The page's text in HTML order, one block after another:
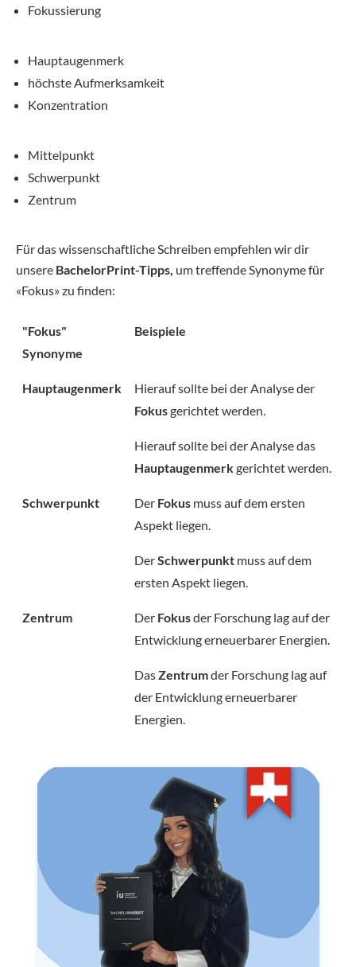
Fokussierung
Hauptaugenmerk
höchste Aufmerksamkeit
Konzentration
Mittelpunkt
Schwerpunkt
Zentrum
Für das wissenschaftliche Schreiben empfehlen wir dir
unsere BachelorPrint-Tipps, um treffende Synonyme für
«Fokus» zu finden:
"Fokus"
Synonyme
Beispiele
Hauptaugenmerk
Hierauf sollte bei der Analyse der
Fokusgerichtet werden.
Hierauf sollte bei der Analyse das
Hauptaugenmerkgerichtet werden.
Schwerpunkt Der Fokus muss auf dem ersten
Aspekt liegen.
DerSchwerpunkt muss auf dem
ersten Aspekt liegen.
Zentrum Der Fokusder Forschung lag auf der
Entwicklung erneuerbarer Energien.
DasZentrumder Forschung lag auf
der Entwicklung erneuerbarer
Energien.